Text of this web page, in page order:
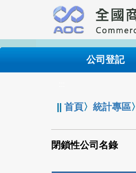
要
內
公司登記
||首頁〉統計專區〉
閉鎖性公司名錄